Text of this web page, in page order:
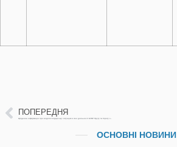
ПОПЕРЕДНЯ
Щоденна інформація про водогосподарську ситуацію в зоні діяльності БУВР Пруту та Сірету за 6 липня 2026 р. (включає щоденну та оперативну інформацію)
ОСНОВНІ НОВИНИ